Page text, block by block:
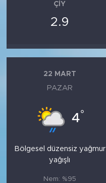
ÇIY
2.9
22 MART
PAZAR
4°
Bölgesel düzensiz yağmur
yağışlı
Nem: %95